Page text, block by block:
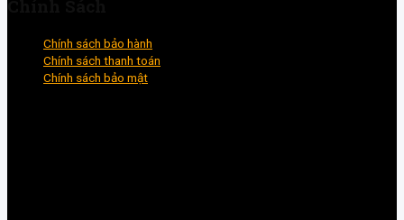
Chính sách bảo hành
Chính sách thanh toán
Chính sách bảo mật